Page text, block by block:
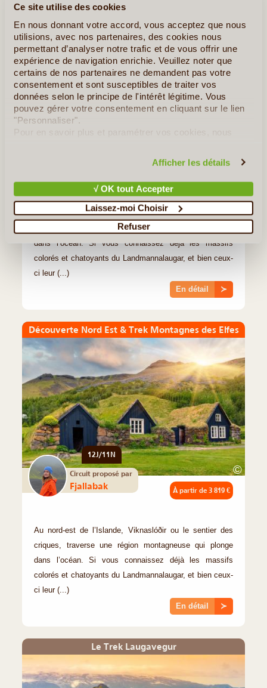
Ce site utilise des cookies
En nous donnant votre accord, vous acceptez que nous
utilisions, avec nos partenaires, des cookies nous
permettant d’analyser notre trafic et de vous offrir une
expérience de navigation enrichie. Veuillez noter que
certains de nos partenaires ne demandent pas votre
consentement et sont susceptibles de traiter vos
données selon le principe de l'intérêt légitime. Vous
pouvez gérer votre consentement en cliquant sur le lien
"Personnaliser".
Pour en savoir plus et paramétrer vos cookies, nous
Afficher les détails
√ OK tout Accepter
Laissez-moi Choisir
Refuser
Trek à Viknaslodir
Au nord-est de l’Islande, Viknaslodir ou le sentier des
criques, traverse une région montagneuse qui plonge
dans l’océan. Si vous connaissez déjà les massifs
colorés et chatoyants du Landmannalaugar, et bien ceux-
ci leur (...)
En détail ≻
Découverte Nord Est & Trek Montagnes des Elfes
©
12J/11N
Circuit proposé par
Fjallabak À partir de 3 819 €
Au nord-est de l’Islande, Viknaslóðir ou le sentier des
criques, traverse une région montagneuse qui plonge
dans l’océan. Si vous connaissez déjà les massifs
colorés et chatoyants du Landmannalaugar, et bien ceux-
ci leur (...)
En détail ≻
Le Trek Laugavegur